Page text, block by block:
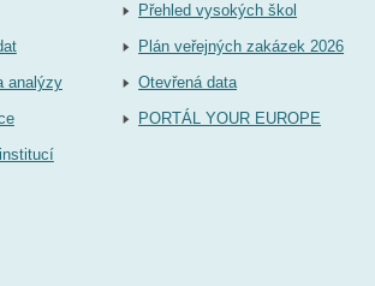
analýzy
Přehled vysokých škol
Plán veřejných zakázek 2026
Otevřená data
PORTÁL YOUR EUROPE